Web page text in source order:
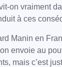
on vraiment
à ces
Manin en
envoie au
mais c’est